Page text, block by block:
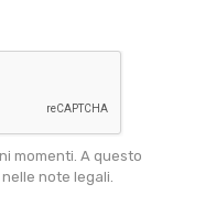
momenti. A questo
note legali.